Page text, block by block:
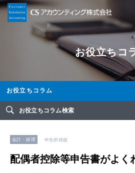
お役立ちコ
お役立ちコラム
お役立ちコラム検索
会計・経理 申告所得税
配偶者控除等申告書がよく